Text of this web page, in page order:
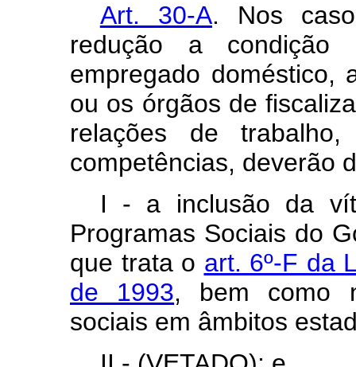
Art. 30-A. Nos
redução a
empregado doméstico,
ou os órgãos de
relações de
competências, deverão
I - a inclusão da
Programas Sociais do
que trata o art. 6º-F da
de 1993, bem como
sociais em âmbitos